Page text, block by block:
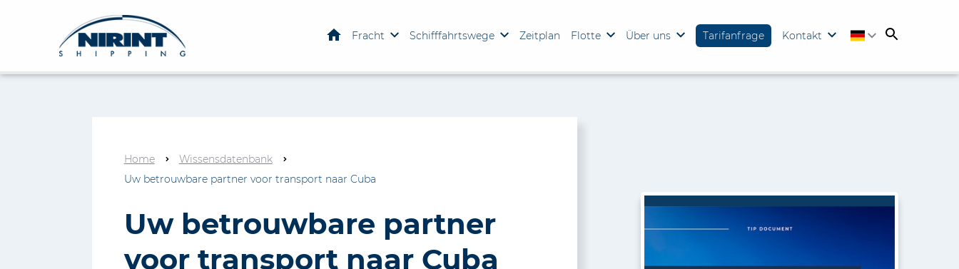
HomeFracht Schifffahrtswege Zeitplan Flotte Über uns Tarifanfrage Kontakt
Home
Wissensdatenbank
Uw betrouwbare partner voor transport naar Cuba
Uw betrouwbare partner
voor transport naar Cuba